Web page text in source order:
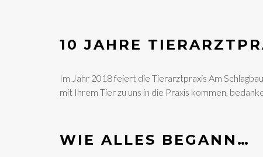
10 JAHRE
Im Jahr 2018 feiert die Tierarztpraxis Am
mit Ihrem Tier zu uns in die Praxis kommen,
WIE ALLES BEGANN…